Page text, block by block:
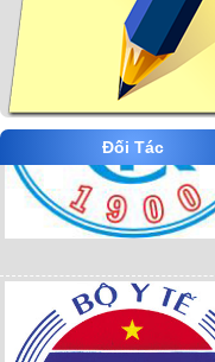
Đối Tác